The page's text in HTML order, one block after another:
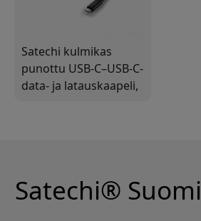
Satechi kulmikas
punottu USB-C–USB-C-
data- ja latauskaapeli,
Satechi® Suomi